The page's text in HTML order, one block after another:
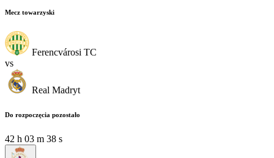
Mecz towarzyski
Ferencvárosi TC
vs
Real Madryt
Do rozpoczęcia pozostało
42 h 03 m 37 s